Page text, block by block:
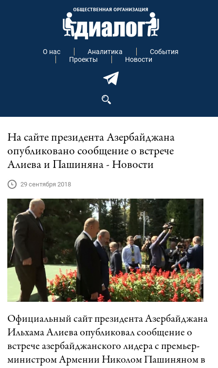
О нас Аналитика
События
Проекты
Новости
На сайте президента Азербайджана
опубликовано сообщение о встрече
Алиева и Пашиняна - Новости
29 сентября 2018
Официальный сайт президента Азербайджана
Ильхама Алиева опубликовал сообщение о
встрече азербайджанского лидера с премьер-
министром Армении Николом Пашиняном в